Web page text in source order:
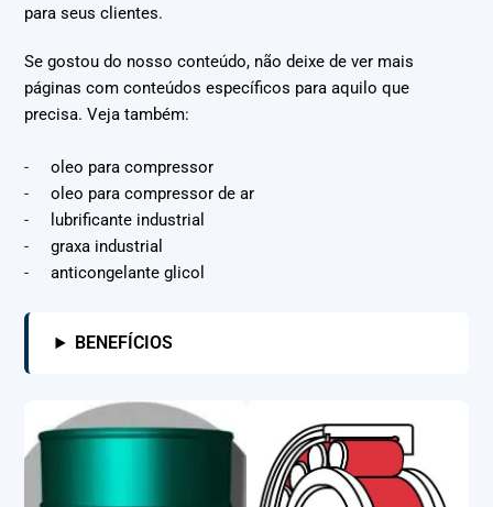
para seus clientes.
Se gostou do nosso conteúdo, não deixe de ver mais
páginas com conteúdos específicos para aquilo que
precisa. Veja também:
oleo para compressor
oleo para compressor de ar
lubrificante industrial
graxa industrial
anticongelante glicol
BENEFÍCIOS